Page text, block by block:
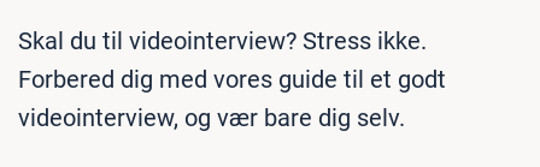
Skal du til videointerview? Stress ikke.
Forbered dig med vores guide til et godt
videointerview, og vær bare dig selv.